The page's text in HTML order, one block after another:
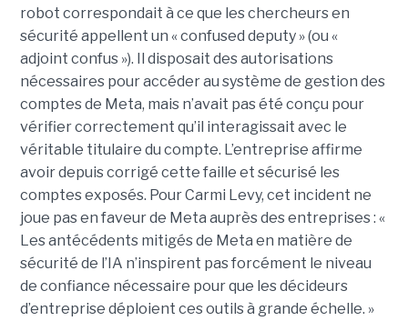
robot correspondait à ce que les chercheurs en
sécurité appellent un « confused deputy » (ou «
adjoint confus »). Il disposait des autorisations
nécessaires pour accéder au système de gestion des
comptes de Meta, mais n’avait pas été conçu pour
vérifier correctement qu’il interagissait avec le
véritable titulaire du compte. L’entreprise affirme
avoir depuis corrigé cette faille et sécurisé les
comptes exposés. Pour Carmi Levy, cet incident ne
joue pas en faveur de Meta auprès des entreprises : «
Les antécédents mitigés de Meta en matière de
sécurité de l’IA n’inspirent pas forcément le niveau
de confiance nécessaire pour que les décideurs
d’entreprise déploient ces outils à grande échelle. »